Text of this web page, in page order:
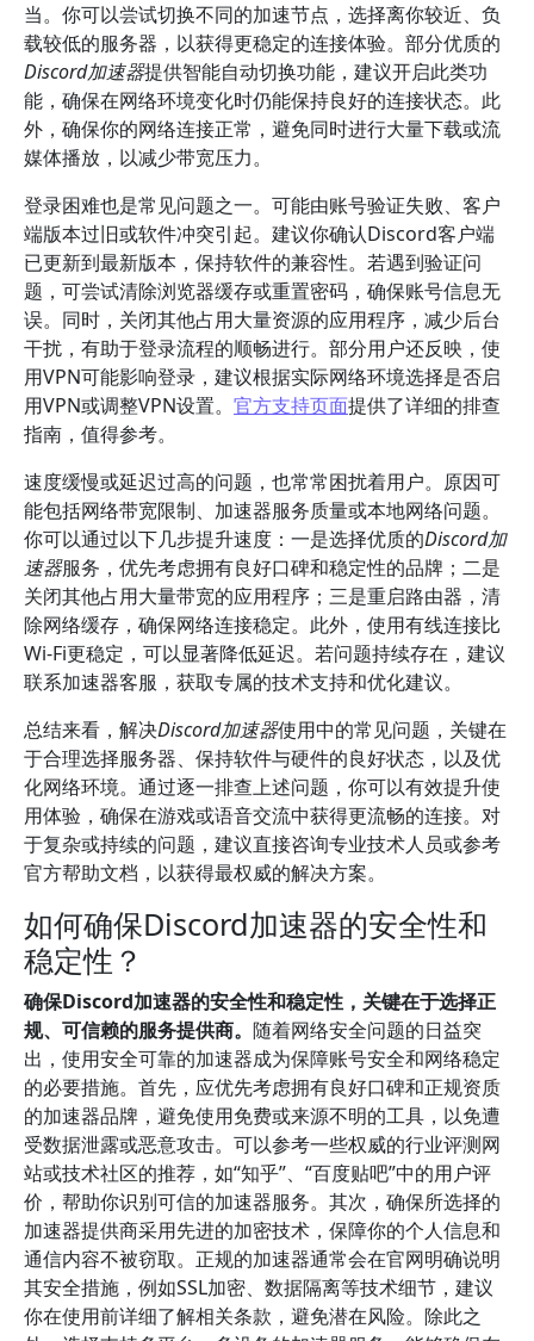
当。你可以尝试切换不同的加速节点，选择离你较近、负
载较低的服务器，以获得更稳定的连接体验。部分优质的
Discord加速器提供智能自动切换功能，建议开启此类功
能，确保在网络环境变化时仍能保持良好的连接状态。此
外，确保你的网络连接正常，避免同时进行大量下载或流
媒体播放，以减少带宽压力。
登录困难也是常见问题之一。可能由账号验证失败、客户
端版本过旧或软件冲突引起。建议你确认Discord客户端
已更新到最新版本，保持软件的兼容性。若遇到验证问
题，可尝试清除浏览器缓存或重置密码，确保账号信息无
误。同时，关闭其他占用大量资源的应用程序，减少后台
干扰，有助于登录流程的顺畅进行。部分用户还反映，使
用VPN可能影响登录，建议根据实际网络环境选择是否启
用VPN或调整VPN设置。 官方支持页面提供了详细的排查
指南，值得参考。
速度缓慢或延迟过高的问题，也常常困扰着用户。原因可
能包括网络带宽限制、加速器服务质量或本地网络问题。
你可以通过以下几步提升速度：一是选择优质的Discord加
速器服务，优先考虑拥有良好口碑和稳定性的品牌；二是
关闭其他占用大量带宽的应用程序；三是重启路由器，清
除网络缓存，确保网络连接稳定。此外，使用有线连接比
Wi-Fi更稳定，可以显著降低延迟。若问题持续存在，建议
联系加速器客服，获取专属的技术支持和优化建议。
总结来看，解决Discord加速器使用中的常见问题，关键在
于合理选择服务器、保持软件与硬件的良好状态，以及优
化网络环境。通过逐一排查上述问题，你可以有效提升使
用体验，确保在游戏或语音交流中获得更流畅的连接。对
于复杂或持续的问题，建议直接咨询专业技术人员或参考
官方帮助文档，以获得最权威的解决方案。
如何确保Discord加速器的安全性和
稳定性？
确保Discord加速器的安全性和稳定性，关键在于选择正
规、可信赖的服务提供商。 随着网络安全问题的日益突
出，使用安全可靠的加速器成为保障账号安全和网络稳定
的必要措施。首先，应优先考虑拥有良好口碑和正规资质
的加速器品牌，避免使用免费或来源不明的工具，以免遭
受数据泄露或恶意攻击。可以参考一些权威的行业评测网
站或技术社区的推荐，如“知乎”、“百度贴吧”中的用户评
价，帮助你识别可信的加速器服务。其次，确保所选择的
加速器提供商采用先进的加密技术，保障你的个人信息和
通信内容不被窃取。正规的加速器通常会在官网明确说明
其安全措施，例如SSL加密、数据隔离等技术细节，建议
你在使用前详细了解相关条款，避免潜在风险。除此之